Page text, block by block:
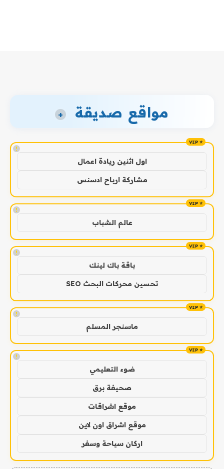
مواقع صديقة +
!
اول اثنين ريادة اعمال
مشاركة ارباح ادسنس
!
عالم الشباب
!
باقة باك لينك
تحسين محركات البحث SEO
!
ماسنجر المسلم
!
ضوء التعليمي
صحيفة برق
موقع اشراقات
موقع اشراق اون لاين
اركان سياحة وسفر